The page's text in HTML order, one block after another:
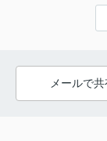
メールで